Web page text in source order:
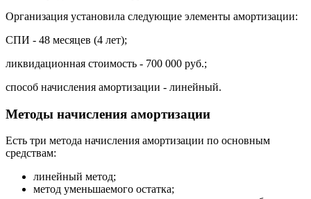
Организация установила следующие элементы амортизации:
СПИ - 48 месяцев (4 лет);
ликвидационная стоимость - 700 000 руб.;
способ начисления амортизации - линейный.
Методы начисления амортизации
Есть три метода начисления амортизации по основным
средствам:
линейный метод;
метод уменьшаемого остатка;